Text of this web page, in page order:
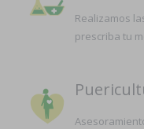
Realizamos
prescriba tu